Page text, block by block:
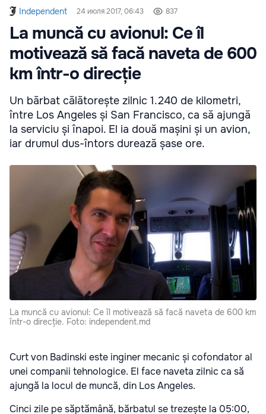
Independent 24 июля 2017, 06:43 837
La muncă cu avionul: Ce îl
motivează să facă naveta de 600
km într-o direcție
Un bărbat călătorește zilnic 1.240 de kilometri,
între Los Angeles și San Francisco, ca să ajungă
la serviciu și înapoi. El ia două mașini și un avion,
iar drumul dus-întors durează șase ore.
La muncă cu avionul: Ce îl motivează să facă naveta de 600 km
într-o direcție. Foto: independent.md
Curt von Badinski este inginer mecanic și cofondator al
unei companii tehnologice. El face naveta zilnic ca să
ajungă la locul de muncă, din Los Angeles.
Cinci zile pe săptămână, bărbatul se trezește la 05:00,